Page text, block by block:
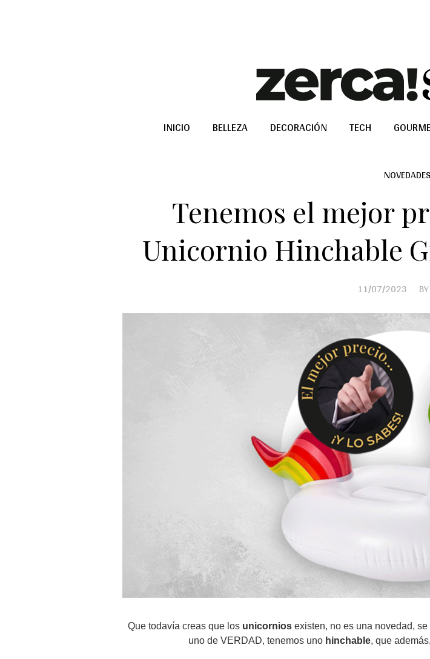
INICIO BELLEZA DECORACIÓN TECH
NOVEDADES
Tenemos el mejor
Unicornio Hinchable
11/07/2023 BY
Que todavía creas que los unicornios existen, no es una novedad,
uno de VERDAD, tenemos uno hinchable, que